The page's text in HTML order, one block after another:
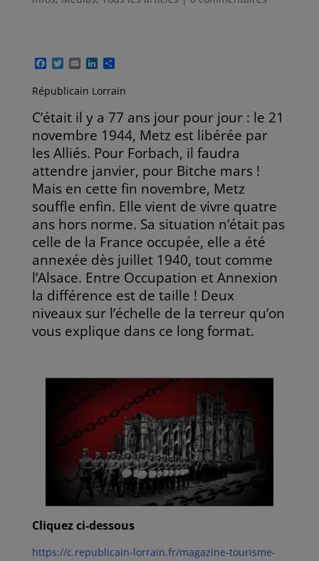
F
c
e
b
o
o
k
T
i
t
t
e
r
E
a
i
l
L
n
k
d
P
r
t
a
g
e
r
Républicain Lorrain
C’était il y a 77 ans jour pour jour : le 21
novembre 1944, Metz est libérée par
les Alliés. Pour Forbach, il faudra
attendre janvier, pour Bitche mars !
Mais en cette fin novembre, Metz
souffle enfin. Elle vient de vivre quatre
ans hors norme. Sa situation n’était pas
celle de la France occupée, elle a été
annexée dès juillet 1940, tout comme
l’Alsace. Entre Occupation et Annexion
la différence est de taille ! Deux
niveaux sur l’échelle de la terreur qu’on
vous explique dans ce long format.
Cliquez ci-dessous
https://c.republicain-lorrain.fr/magazine-tourisme-